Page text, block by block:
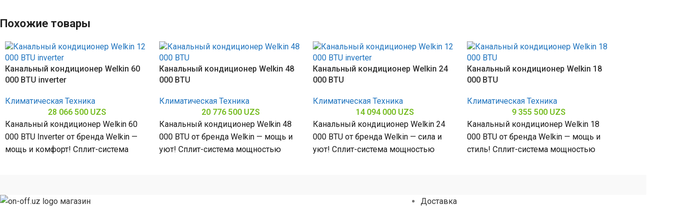
Похожие товары
Канальный кондиционер Welkin 60
000 BTU inverter
Климатическая Техника
28 066 500 UZS
Канальный кондиционер Welkin 60
000 BTU Inverter от бренда Welkin —
мощь и комфорт! Сплит-система
Канальный кондиционер Welkin 48
000 BTU
Климатическая Техника
20 776 500 UZS
Канальный кондиционер Welkin 48
000 BTU от бренда Welkin — мощь и
уют! Сплит-система мощностью
Канальный кондиционер Welkin 24
000 BTU
Климатическая Техника
14 094 000 UZS
Канальный кондиционер Welkin 24
000 BTU от бренда Welkin — сила и
уют! Сплит-система мощностью
Канальный кондиционер Welkin 18
000 BTU
Климатическая Техника
9 355 500 UZS
Канальный кондиционер Welkin 18
000 BTU от бренда Welkin — мощь и
стиль! Сплит-система мощностью
Доставка